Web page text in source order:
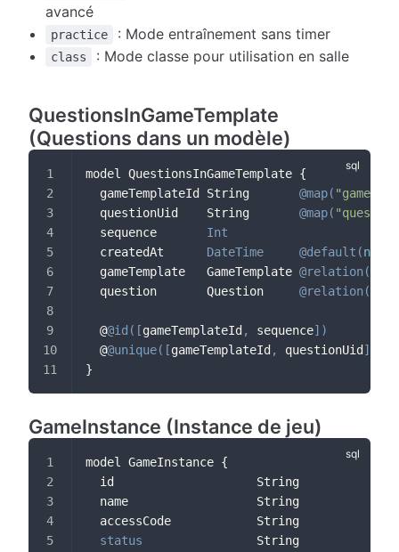
avancé
practice : Mode entraînement sans timer
class : Mode classe pour utilisation en salle
QuestionsInGameTemplate
(Questions dans un modèle)
model QuestionsInGameTemplate {
  gameTemplateId String
@map(
  questionUid    String
@map(
  sequence
Int
  createdAt
DateTime @default (now
  gameTemplate   GameTemplate
@relation(
  question       Question
@relation(
  @
@id ( [gameTemplateId , sequence] )
  @
@unique( [gameTemplateId , questionUid ]
}
GameInstance (Instance de jeu)
model GameInstance {
  id                    String
  name                  String
  accessCode            String
status
                String